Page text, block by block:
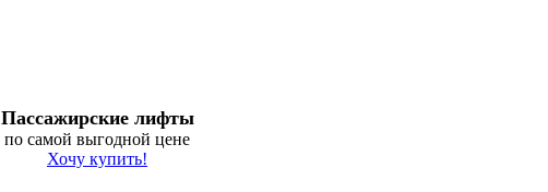
Пассажирские лифты
по самой выгодной цене
Хочу купить!